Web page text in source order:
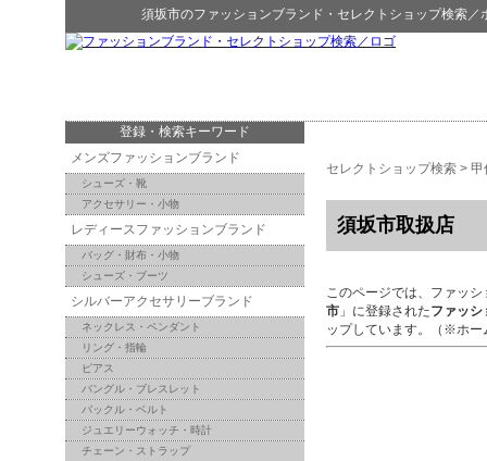
須坂市のファッションブランド・セレクトショップ検索／
セレクトショップ検索 > 甲
須坂市取扱店
このページでは、ファッ
市 」に登録されたファッシ
ップしています。（※ホー
登録・検索キーワード
メンズファッションブランド
シューズ・靴
アクセサリー・小物
レディースファッションブランド
バッグ・財布・小物
シューズ・ブーツ
シルバーアクセサリーブランド
ネックレス・ペンダント
リング・指輪
ピアス
バングル・ブレスレット
バックル・ベルト
ジュエリーウォッチ・時計
チェーン・ストラップ